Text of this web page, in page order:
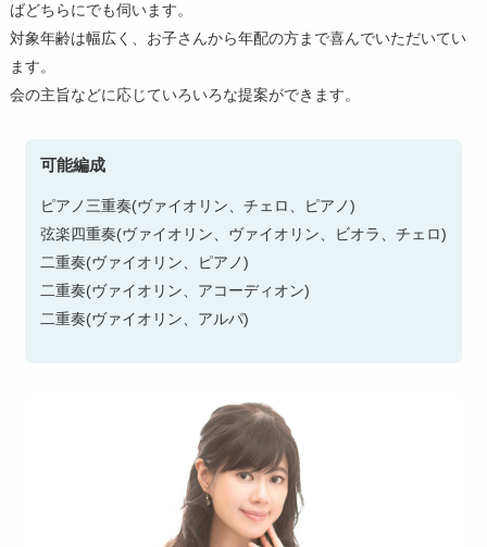
ばどちらにでも伺います。
対象年齢は幅広く、お子さんから年配の方まで喜んでいただいてい
ます。
会の主旨などに応じていろいろな提案ができます。
可能編成
ピアノ三重奏(ヴァイオリン、チェロ、ピアノ)
弦楽四重奏(ヴァイオリン、ヴァイオリン、ビオラ、チェロ)
二重奏(ヴァイオリン、ピアノ)
二重奏(ヴァイオリン、アコーディオン)
二重奏(ヴァイオリン、アルパ)